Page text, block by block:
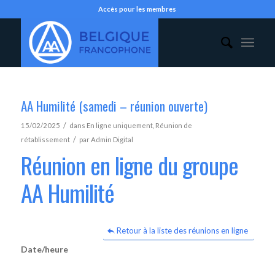
Accès pour les membres
AA Humilité (samedi – réunion ouverte)
15/02/2025 / dans En ligne uniquement, Réunion de
rétablissement / parAdmin Digital
Réunion en ligne du groupe
AA Humilité
Retour à la liste des réunions en ligne
Date/heure